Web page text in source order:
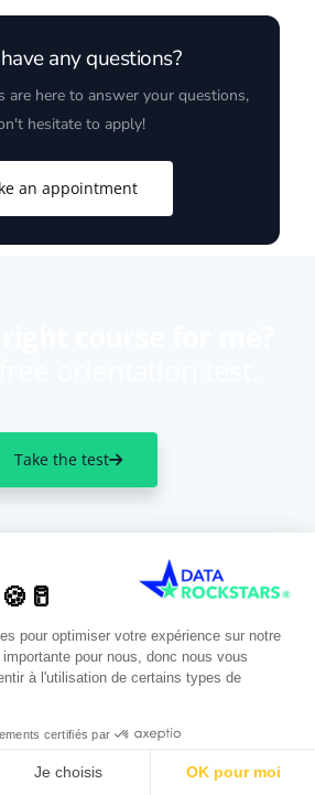
any questions?
are here to answer your questions,
hesitate to apply!
an appointment
Take the test
English